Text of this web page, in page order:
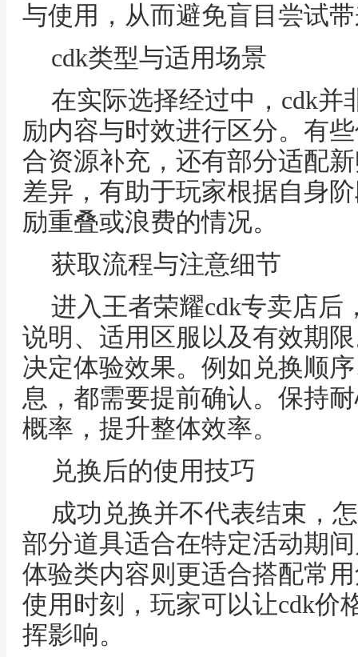
与使用，从而避免盲目尝试
cdk类型与适用场景
在实际选择经过中，cdk并
励内容与时效进行区分。有
合资源补充，还有部分适配
差异，有助于玩家根据自身
励重叠或浪费的情况。
获取流程与注意细节
进入王者荣耀cdk专卖店后
说明、适用区服以及有效期
决定体验效果。例如兑换顺
息，都需要提前确认。保持
概率，提升整体效率。
兑换后的使用技巧
成功兑换并不代表结束，
部分道具适合在特定活动期
体验类内容则更适合搭配常
使用时刻，玩家可以让cdk价
挥影响。